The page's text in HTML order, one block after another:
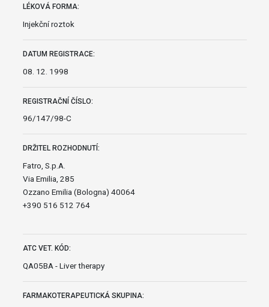
LÉKOVÁ FORMA:
Injekční roztok
DATUM REGISTRACE:
08. 12. 1998
REGISTRAČNÍ ČÍSLO:
96/147/98-C
DRŽITEL ROZHODNUTÍ:
Fatro, S.p.A.
Via Emilia, 285
Ozzano Emilia (Bologna) 40064
+390 516 512 764
ATC VET. KÓD:
QA05BA - Liver therapy
FARMAKOTERAPEUTICKÁ SKUPINA: